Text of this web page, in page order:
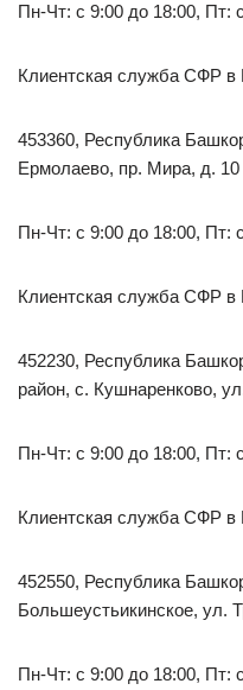
Пн-Чт: с 9:00 до 18:00, Пт:
Клиентская служба СФР в
453360, Республика
Ермолаево, пр. Мира, д. 10
Пн-Чт: с 9:00 до 18:00, Пт:
Клиентская служба СФР в
452230, Республика
район, с. Кушнаренково,
Пн-Чт: с 9:00 до 18:00, Пт:
Клиентская служба СФР в
452550, Республика
Большеустьикинское, ул.
Пн-Чт: с 9:00 до 18:00, Пт: